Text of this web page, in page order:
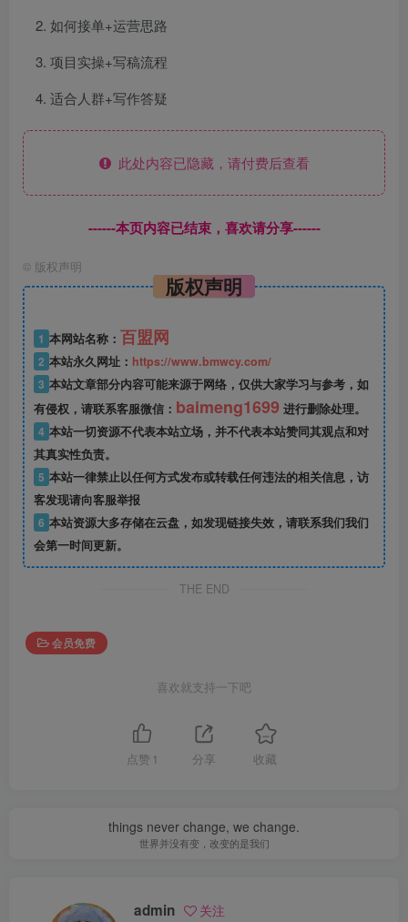
如何接单+运营思路
项目实操+写稿流程
适合人群+写作答疑
此处内容已隐藏，请付费后查看
------本页内容已结束，喜欢请分享------
© 版权声明
版权声明
1 本网站名称： 百盟网
2 本站永久网址： https://www.bmwcy.com/
3 本站文章部分内容可能来源于网络，仅供大家学习与参考，如
有侵权，请联系客服微信： baimeng1699 进行删除处理。
4 本站一切资源不代表本站立场，并不代表本站赞同其观点和对
其真实性负责。
5 本站一律禁止以任何方式发布或转载任何违法的相关信息，访
客发现请向客服举报
6 本站资源大多存储在云盘，如发现链接失效，请联系我们我们
会第一时间更新。
THE END
会员免费
喜欢就支持一下吧
点赞 1 分享 收藏
things never change, we change.
世界并没有变，改变的是我们
admin 关注